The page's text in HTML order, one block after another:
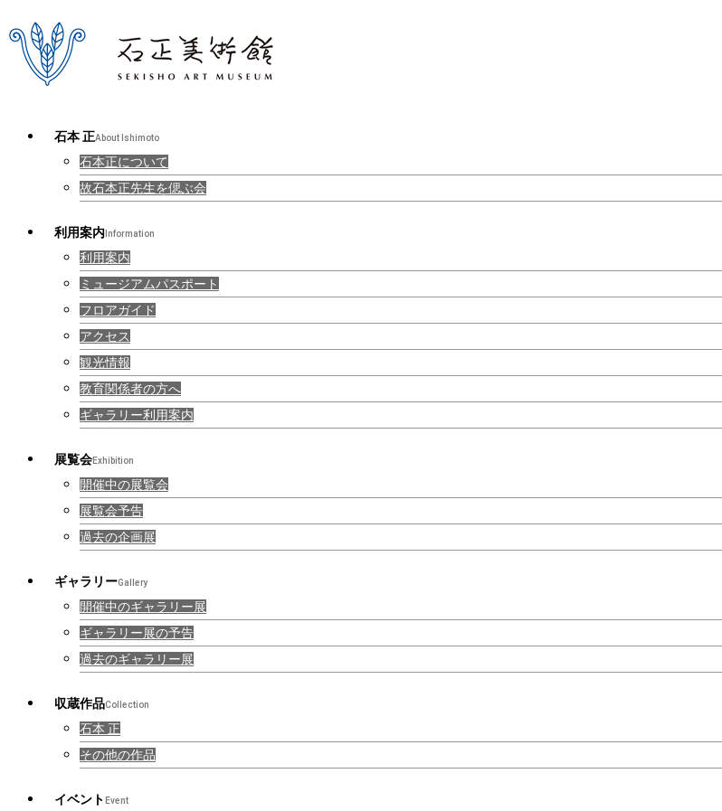
石本 正About Ishimoto
石本正について
故石本正先生を偲ぶ会
利用案内 Information
利用案内
ミュージアムパスポート
フロアガイド
アクセス
観光情報
教育関係者の方へ
ギャラリー利用案内
展覧会Exhibition
開催中の展覧会
展覧会予告
過去の企画展
ギャラリーGallery
開催中のギャラリー展
ギャラリー展の予告
過去のギャラリー展
収蔵作品Collection
石本 正
その他の作品
イベント Event